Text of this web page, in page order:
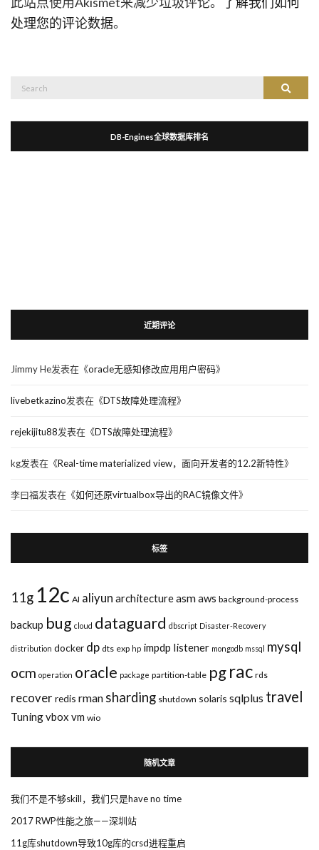
处理您的评论数据。
Search
Search
DB-Engines全球数据库排名
近期评论
Jimmy He发表在《oracle无感知修改应用用户密码》
livebetkazino发表在《DTS故障处理流程》
rejekijitu88发表在《DTS故障处理流程》
kg发表在《Real-time materialized view，面向开发者的12.2新特性》
李曰福发表在《如何还原virtualbox导出的RAC镜像文件》
标签
11g 12c AI aliyun architectureasmaws background-process
backup bug cloud dataguard dbscript Disaster-Recovery
distribution docker dp dts exp hp impdp listener mongodb mssql mysql
ocm operation oracle package partition-table pgrac rds
recover redis rman sharding shutdown solaris sqlplus travel
Tuningvbox vm wio
随机文章
我们不是不够skill，我们只是have no time
2017 RWP性能之旅——深圳站
11g库shutdown导致10g库的crsd进程重启